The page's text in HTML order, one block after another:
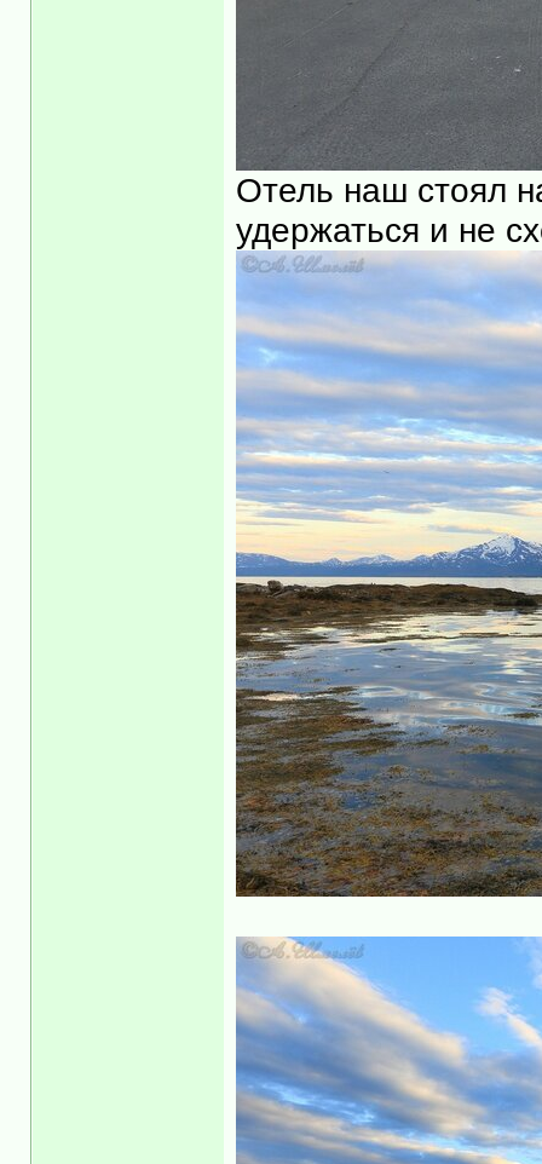
Отель наш стоял
удержаться и не